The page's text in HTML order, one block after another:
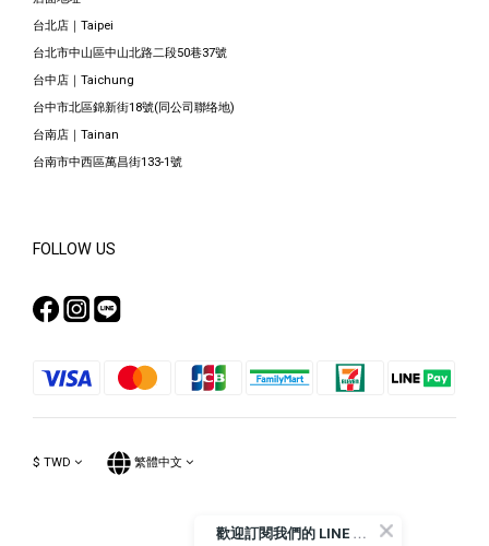
台北店｜Taipei
台北市中山區中山北路二段50巷37號
台中店｜Taichung
台中市北區錦新街18號(同公司聯络地)
台南店｜Tainan
台南市中西區萬昌街133-1號
FOLLOW US
$ TWD 繁體中文
歡
迎訂閱我們的 LINE 官方帳號